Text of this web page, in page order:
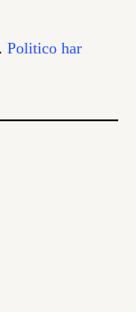
Politico har